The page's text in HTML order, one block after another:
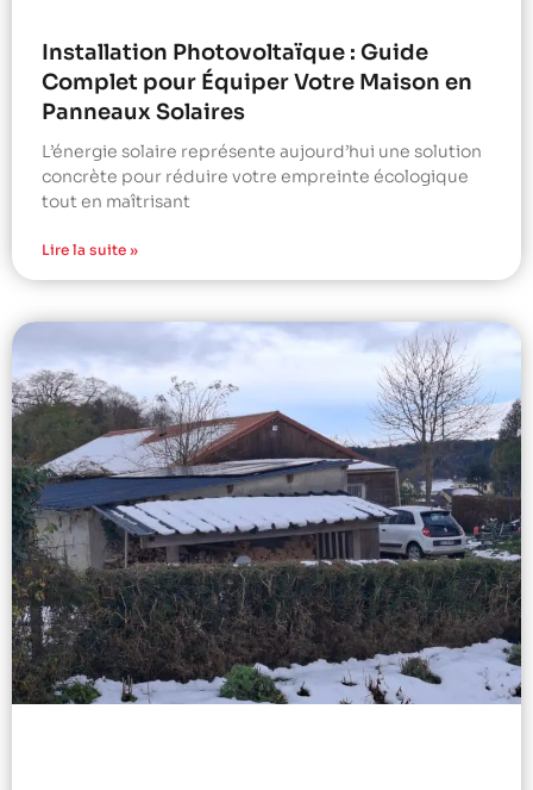
Installation Photovoltaïque : Guide
Complet pour Équiper Votre Maison en
Panneaux Solaires
L’énergie solaire représente aujourd’hui une solution
concrète pour réduire votre empreinte écologique
tout en maîtrisant
Lire la suite »